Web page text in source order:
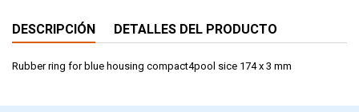
DESCRIPCIÓN DETALLES DEL PRODUCTO
Rubber ring for blue housing compact4pool sice 174 x 3 mm